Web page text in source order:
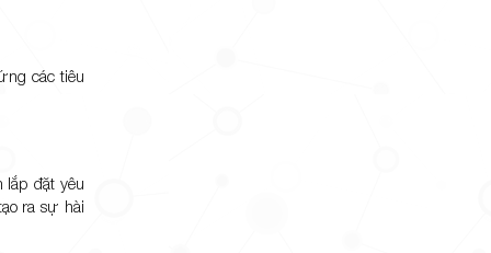
các tiêu
lắp đặt yêu
ra sự hài